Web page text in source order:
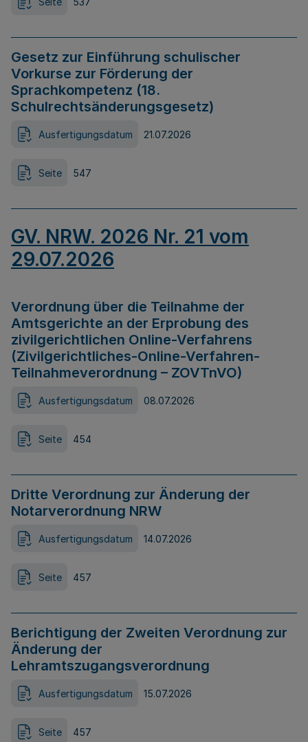
Gesetz zur Einführung schulischer
Vorkurse zur Förderung der
Sprachkompetenz (18.
Schulrechtsänderungsgesetz)
Ausfertigungsdatum 21.07.2026
Seite 547
GV. NRW. 2026 Nr. 21 vom
29.07.2026
Verordnung über die Teilnahme der
Amtsgerichte an der Erprobung des
zivilgerichtlichen Online-Verfahrens
(Zivilgerichtliches-Online-Verfahren-
Teilnahmeverordnung – ZOVTnVO)
Ausfertigungsdatum 08.07.2026
Seite 454
Dritte Verordnung zur Änderung der
Notarverordnung NRW
Ausfertigungsdatum 14.07.2026
Seite 457
Berichtigung der Zweiten Verordnung zur
Änderung der
Lehramtszugangsverordnung
Ausfertigungsdatum 15.07.2026
Seite 457